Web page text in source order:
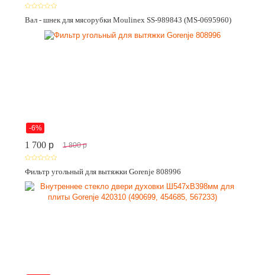
Вал - шнек для мясорубки Moulinex SS-989843 (MS-0695960)
-6%
1 700 p 1 800 p
Фильтр угольный для вытяжки Gorenje 808996